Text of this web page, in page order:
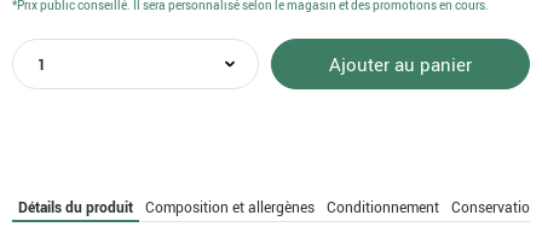
quantité
de
bio
Ajouter au panier
*Prix public conseillé. Il sera personnalisé selon le magasin et des promotions en cours.
Détails du produit Composition et allergènes Conditionnement Conservation